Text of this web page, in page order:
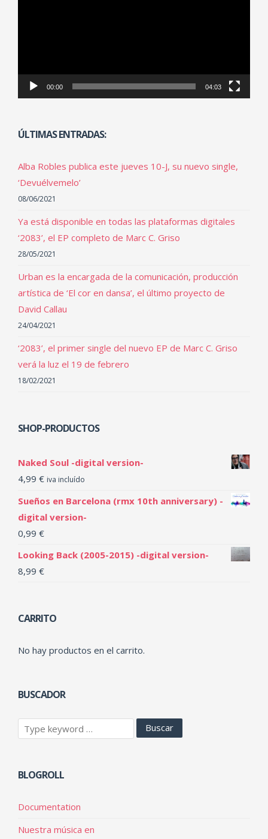
00:00 04:03
ÚLTIMAS ENTRADAS:
Alba Robles publica este jueves 10-J, su nuevo single,
‘Devuélvemelo’
08/06/2021
Ya está disponible en todas las plataformas digitales
‘2083’, el EP completo de Marc C. Griso
28/05/2021
Urban es la encargada de la comunicación, producción
artística de ‘El cor en dansa’, el último proyecto de
David Callau
24/04/2021
‘2083’, el primer single del nuevo EP de Marc C. Griso
verá la luz el 19 de febrero
18/02/2021
SHOP-PRODUCTOS
Naked Soul -digital version-
4,99 € iva incluído
Sueños en Barcelona (rmx 10th anniversary) -
digital version-
0,99 €
Looking Back (2005-2015) -digital version-
8,99 €
CARRITO
No hay productos en el carrito.
BUSCADOR
BLOGROLL
Documentation
Nuestra música en